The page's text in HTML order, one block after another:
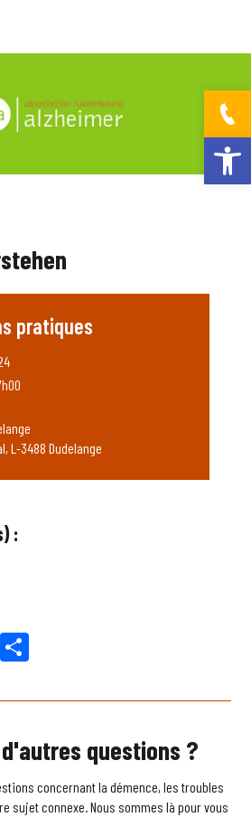
Ouvrir la
:
Email
pratiques
L-3488 Dudelange
questions ?
concernant la démence, les troubles
sujet connexe. Nous sommes là pour vous